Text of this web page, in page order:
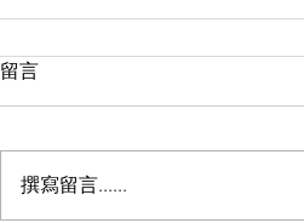
留言
撰寫留言......